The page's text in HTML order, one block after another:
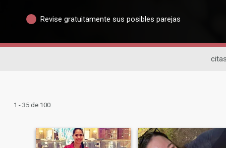
Revise gratuitamente sus posibles parejas
1 - 35 de 100